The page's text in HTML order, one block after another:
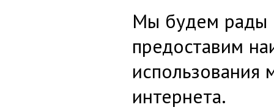
Мы будем рады
предоставим
использования
интернета.